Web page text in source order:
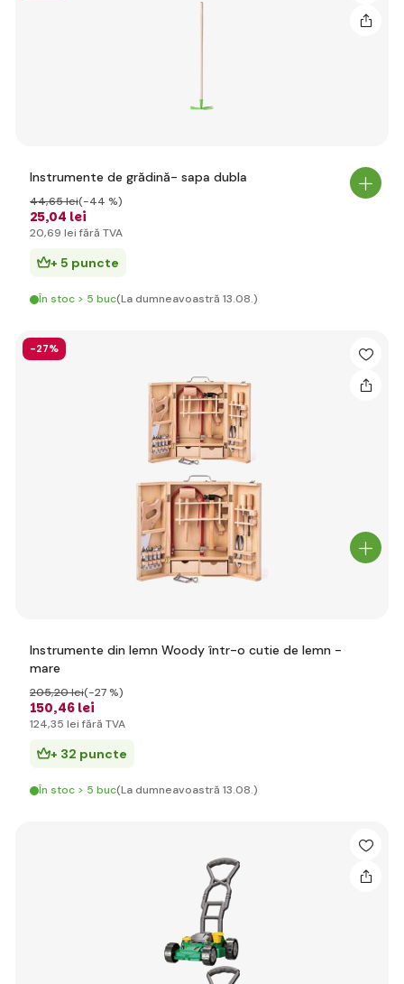
Instrumente de grădină- sapa dubla
25,04 lei
44,65 lei(-44 %)
20,69 lei fără TVA
+ 5 puncte
În stoc > 5 buc(La dumneavoastră 13.08.)
-27%
Instrumente din lemn Woody într-o cutie de lemn -
mare
150,46 lei
205,20 lei(-27 %)
124,35 lei fără TVA
+ 32 puncte
În stoc > 5 buc(La dumneavoastră 13.08.)